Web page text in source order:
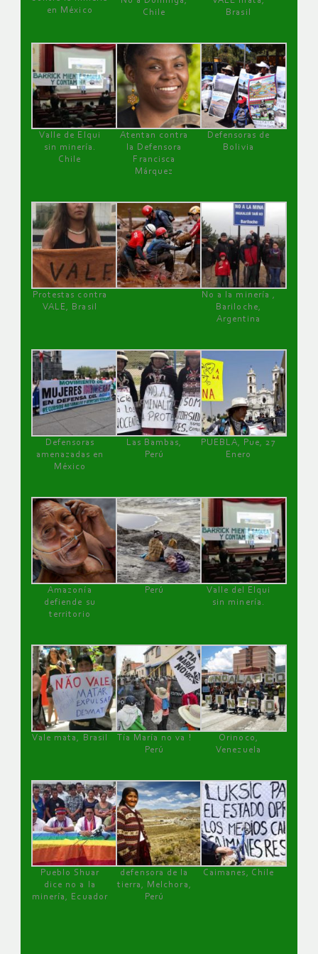
en México
Chile
Brasil
Valle de Elqui
sin minería.
Chile
Atentan contra
la Defensora
Francisca
Márquez
Defensoras de
Bolivia
Protestas contra
VALE, Brasil
No a la minería ,
Bariloche,
Argentina
Defensoras
amenazadas en
México
Las Bambas,
Perú
PUEBLA, Pue, 27
Enero
Amazonía
defiende su
territorio
Perú
Valle del Elqui
sin minería.
Vale mata, Brasil
Tía María no va !
Perú
Orinoco,
Venezuela
Pueblo Shuar
dice no a la
minería, Ecuador
defensora de la
tierra, Melchora,
Perú
Caimanes, Chile